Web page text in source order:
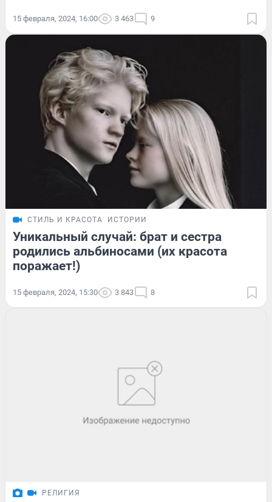
15 февраля, 2024, 16:00 3 463 9
СТИЛЬ И КРАСОТА ИСТОРИИ
Уникальный случай: брат и сестра
родились альбиносами (их красота
поражает!)
15 февраля, 2024, 15:30 3 843 8
РЕЛИГИЯ